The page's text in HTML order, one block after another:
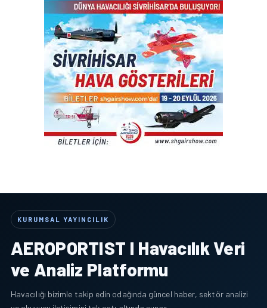
KURUMSAL YAYINCILIK
AEROPORTIST I Havacılık Veri
ve Analiz Platformu
Havacılığı bizimle takip edin odağında güncel haber, sektör analizi